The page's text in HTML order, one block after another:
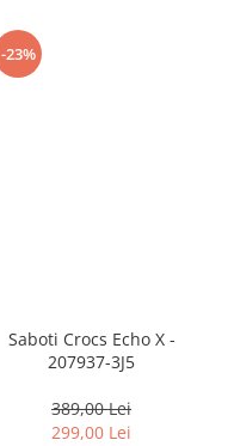
-23%
Saboti Crocs Echo X -
207937-3J5
389,00 Lei
299,00 Lei